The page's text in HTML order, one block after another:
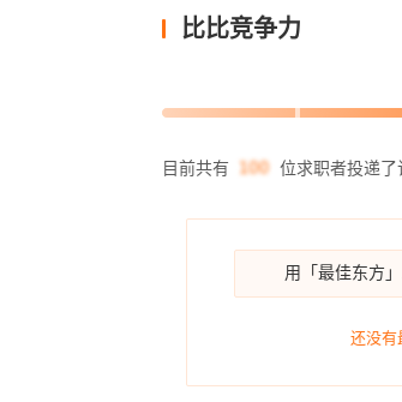
比比竞争力
目前共有 位求职者投递
用「最佳东方
还没有